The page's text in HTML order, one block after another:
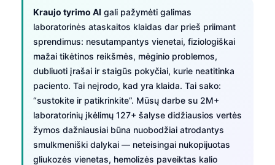
Kraujo tyrimo AI gali pažymėti galimas
laboratorinės ataskaitos klaidas dar prieš priimant
sprendimus: nesutampantys vienetai, fiziologiškai
mažai tikėtinos reikšmės, mėginio problemos,
dubliuoti įrašai ir staigūs pokyčiai, kurie neatitinka
paciento. Tai neįrodo, kad yra klaida. Tai sako:
“sustokite ir patikrinkite”. Mūsų darbe su 2M+
laboratorinių įkėlimų 127+ šalyse didžiausios vertės
žymos dažniausiai būna nuobodžiai atrodantys
smulkmeniški dalykai — neteisingai nukopijuotas
gliukozės vienetas, hemolizės paveiktas kalio